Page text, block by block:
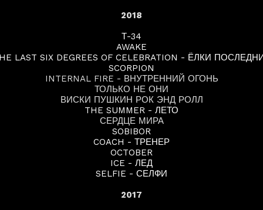
2018
Т-34
AWAKE
LAST SIX DEGREES OF CELEBRATION - ЁЛКИ
SCORPION
INTERNAL FIRE - ВНУТРЕННИЙ ОГОНЬ
ТОЛЬКО НЕ ОНИ
ВИСКИ ПУШКИН РОК ЭНД РОЛЛ
THE SUMMER - ЛЕТО
СЕРДЦЕ МИРА
SOBIBOR
COACH - ТРЕНЕР
OCTOBER
ICE - ЛЕД
SELFIE - СЕЛФИ
2017